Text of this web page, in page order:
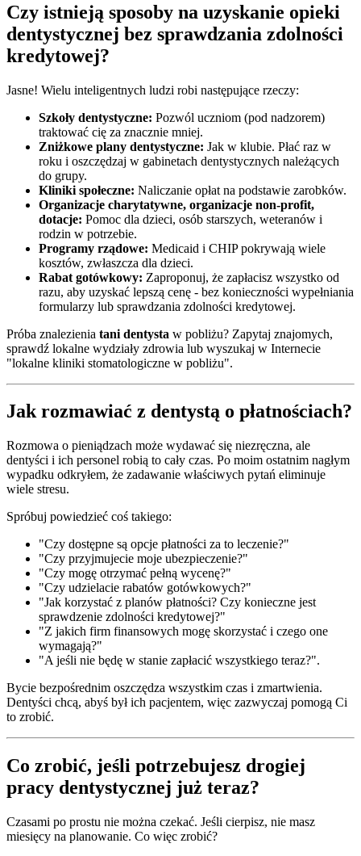
Czy istnieją sposoby na uzyskanie opieki
dentystycznej bez sprawdzania zdolności
kredytowej?
Jasne! Wielu inteligentnych ludzi robi następujące rzeczy:
Szkoły dentystyczne: Pozwól uczniom (pod nadzorem)
traktować cię za znacznie mniej.
Zniżkowe plany dentystyczne: Jak w klubie. Płać raz w
roku i oszczędzaj w gabinetach dentystycznych należących
do grupy.
Kliniki społeczne: Naliczanie opłat na podstawie zarobków.
Organizacje charytatywne, organizacje non-profit,
dotacje: Pomoc dla dzieci, osób starszych, weteranów i
rodzin w potrzebie.
Programy rządowe: Medicaid i CHIP pokrywają wiele
kosztów, zwłaszcza dla dzieci.
Rabat gotówkowy: Zaproponuj, że zapłacisz wszystko od
razu, aby uzyskać lepszą cenę - bez konieczności wypełniania
formularzy lub sprawdzania zdolności kredytowej.
Próba znalezienia tani dentysta w pobliżu? Zapytaj znajomych,
sprawdź lokalne wydziały zdrowia lub wyszukaj w Internecie
"lokalne kliniki stomatologiczne w pobliżu".
Jak rozmawiać z dentystą o płatnościach?
Rozmowa o pieniądzach może wydawać się niezręczna, ale
dentyści i ich personel robią to cały czas. Po moim ostatnim nagłym
wypadku odkryłem, że zadawanie właściwych pytań eliminuje
wiele stresu.
Spróbuj powiedzieć coś takiego:
"Czy dostępne są opcje płatności za to leczenie?"
"Czy przyjmujecie moje ubezpieczenie?"
"Czy mogę otrzymać pełną wycenę?"
"Czy udzielacie rabatów gotówkowych?"
"Jak korzystać z planów płatności? Czy konieczne jest
sprawdzenie zdolności kredytowej?"
"Z jakich firm finansowych mogę skorzystać i czego one
wymagają?"
"A jeśli nie będę w stanie zapłacić wszystkiego teraz?".
Bycie bezpośrednim oszczędza wszystkim czas i zmartwienia.
Dentyści chcą, abyś był ich pacjentem, więc zazwyczaj pomogą Ci
to zrobić.
Co zrobić, jeśli potrzebujesz drogiej
pracy dentystycznej już teraz?
Czasami po prostu nie można czekać. Jeśli cierpisz, nie masz
miesięcy na planowanie. Co więc zrobić?